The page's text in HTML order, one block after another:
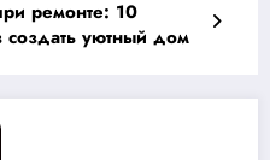
ремонте: 10
создать уютный дом